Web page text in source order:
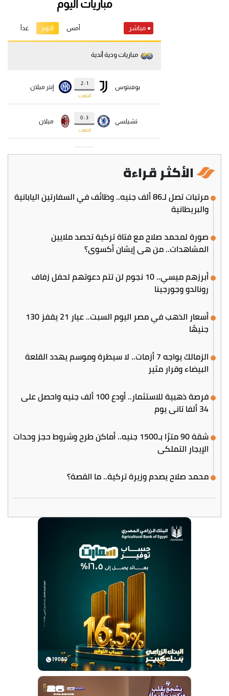
الأكثر قراءة
مرتبات تصل لـ86 ألف جنيه.. وظائف في السفارتين اليابانية
والبريطانية
صورة لمحمد صلاح مع فتاة تركية تحصد ملايين
المشاهدات.. من هي إيشان أكسوي؟
أبرزهم ميسي.. 10 نجوم لن تتم دعوتهم لحفل زفاف
رونالدو وجورجينا
أسعار الذهب في مصر اليوم السبت.. عيار 21 يقفز 130
جنيهًا
الزمالك يواجه 7 أزمات.. لا سيطرة وموسم يهدد القلعة
البيضاء وقرار مثير
فرصة ذهبية للاستثمار.. أودع 100 ألف جنيه واحصل على
34 ألفا تاني يوم
شقة 90 مترًا بـ1500 جنيه.. أماكن طرح وشروط حجز وحدات
الإيجار التملكي
محمد صلاح يصدم وزيرة تركية.. ما القصة؟